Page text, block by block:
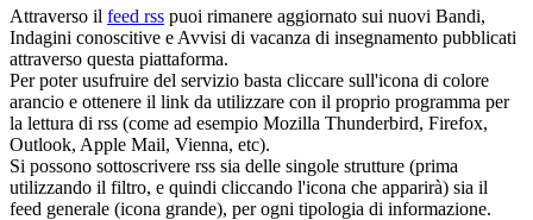
Attraverso il feed rss puoi rimanere aggiornato sui nuovi Bandi,
Indagini conoscitive e Avvisi di vacanza di insegnamento pubblicati
attraverso questa piattaforma.
Per poter usufruire del servizio basta cliccare sull'icona di colore
arancio e ottenere il link da utilizzare con il proprio programma per
la lettura di rss (come ad esempio Mozilla Thunderbird, Firefox,
Outlook, Apple Mail, Vienna, etc).
Si possono sottoscrivere rss sia delle singole strutture (prima
utilizzando il filtro, e quindi cliccando l'icona che apparirà) sia il
feed generale (icona grande), per ogni tipologia di informazione.